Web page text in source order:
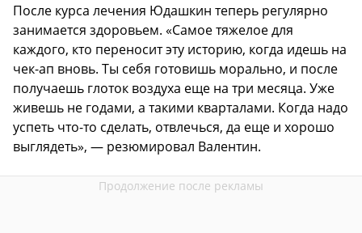
После курса лечения Юдашкин теперь регулярно
занимается здоровьем. «Самое тяжелое для
каждого, кто переносит эту историю, когда идешь на
чек-ап вновь. Ты себя готовишь морально, и после
получаешь глоток воздуха еще на три месяца. Уже
живешь не годами, а такими кварталами. Когда надо
успеть что-то сделать, отвлечься, да еще и хорошо
выглядеть», — резюмировал Валентин.